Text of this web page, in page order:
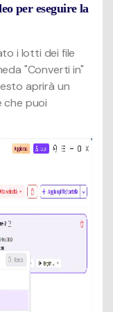
per eseguire la
i lotti dei file
"Converti in"
aprirà un
che puoi